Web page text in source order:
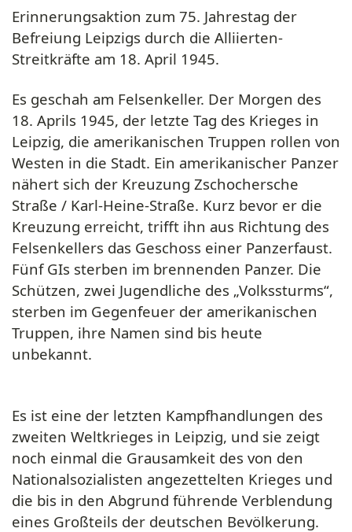
Erinnerungsaktion zum 75. Jahrestag der
Befreiung Leipzigs durch die Alliierten-
Streitkräfte am 18. April 1945.
Es geschah am Felsenkeller. Der Morgen des
18. Aprils 1945, der letzte Tag des Krieges in
Leipzig, die amerikanischen Truppen rollen von
Westen in die Stadt. Ein amerikanischer Panzer
nähert sich der Kreuzung Zschochersche
Straße / Karl-Heine-Straße. Kurz bevor er die
Kreuzung erreicht, trifft ihn aus Richtung des
Felsenkellers das Geschoss einer Panzerfaust.
Fünf GIs sterben im brennenden Panzer. Die
Schützen, zwei Jugendliche des „Volkssturms“,
sterben im Gegenfeuer der amerikanischen
Truppen, ihre Namen sind bis heute
unbekannt.
Es ist eine der letzten Kampfhandlungen des
zweiten Weltkrieges in Leipzig, und sie zeigt
noch einmal die Grausamkeit des von den
Nationalsozialisten angezettelten Krieges und
die bis in den Abgrund führende Verblendung
eines Großteils der deutschen Bevölkerung.